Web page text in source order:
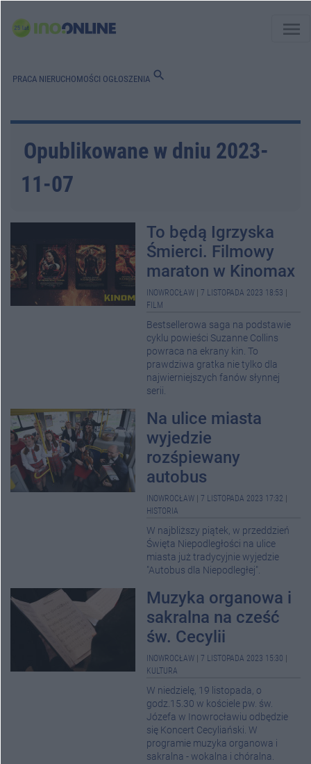
menu
PRACA NIERUCHOMOŚCI OGŁOSZENIA search
Opublikowane w dniu 2023-
11-07
To będą Igrzyska
Śmierci. Filmowy
maraton w Kinomax
INOWROCŁAW 7 LISTOPADA 2023 18:53
FILM
Bestsellerowa saga na podstawie
cyklu powieści Suzanne Collins
powraca na ekrany kin. To
prawdziwa gratka nie tylko dla
najwierniejszych fanów słynnej
serii.
Na ulice miasta
wyjedzie
rozśpiewany
autobus
INOWROCŁAW 7 LISTOPADA 2023 17:32
HISTORIA
W najbliższy piątek, w przeddzień
Święta Niepodległości na ulice
miasta już tradycyjnie wyjedzie
"Autobus dla Niepodległej".
Muzyka organowa i
sakralna na cześć
św. Cecylii
INOWROCŁAW 7 LISTOPADA 2023 15:30
KULTURA
W niedzielę, 19 listopada, o
godz.15.30 w kościele pw. św.
Józefa w Inowrocławiu odbędzie
się Koncert Cecyliański. W
programie muzyka organowa i
sakralna - wokalna i chóralna.